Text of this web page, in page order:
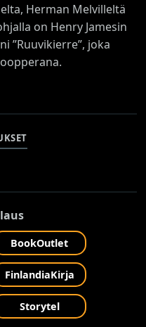
Herman Melvilleltä
on Henry Jamesin
”Ruuvikierre”, joka
BookOutlet
FinlandiaKirja
Storytel